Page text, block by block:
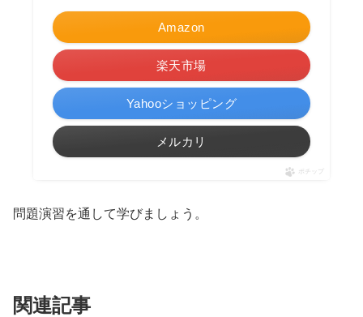
Amazon
楽天市場
Yahooショッピング
メルカリ
ポチップ
問題演習を通して学びましょう。
関連記事